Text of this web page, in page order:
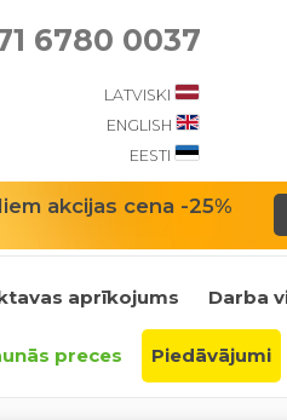
6780 0037
LATVISKI
ENGLISH
EESTI
akcijas cena -25%
aprīkojums Darba
preces Piedāvājumi